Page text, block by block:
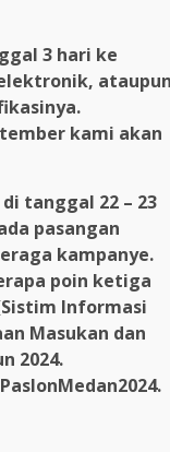
3 hari ke
ataupun
kami akan
tanggal 22 – 23
pasangan
kampanye.
poin ketiga
Informasi
Masukan dan
2024.